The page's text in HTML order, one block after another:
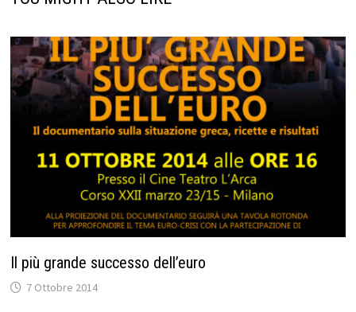
Il più grande successo dell’euro
7 Ottobre 2014